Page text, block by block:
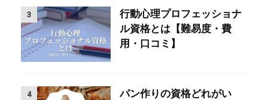
3
行動心理プロフェッショナ
ル資格とは【難易度・費
用・口コミ】
4
パン作りの資格どれがい